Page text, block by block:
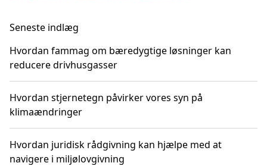
Seneste indlæg
Hvordan fammag om bæredygtige løsninger kan
reducere drivhusgasser
Hvordan stjernetegn påvirker vores syn på
klimaændringer
Hvordan juridisk rådgivning kan hjælpe med at
navigere i miljølovgivning